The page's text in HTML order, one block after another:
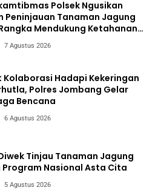
Polsek Ngusikan
Peninjauan Tanaman Jagung
Mendukung Ketahanan
7 Agustus 2026
Kolaborasi Hadapi Kekeringan
Polres Jombang Gelar
Bencana
6 Agustus 2026
Tinjau Tanaman Jagung
Program Nasional Asta Cita
5 Agustus 2026